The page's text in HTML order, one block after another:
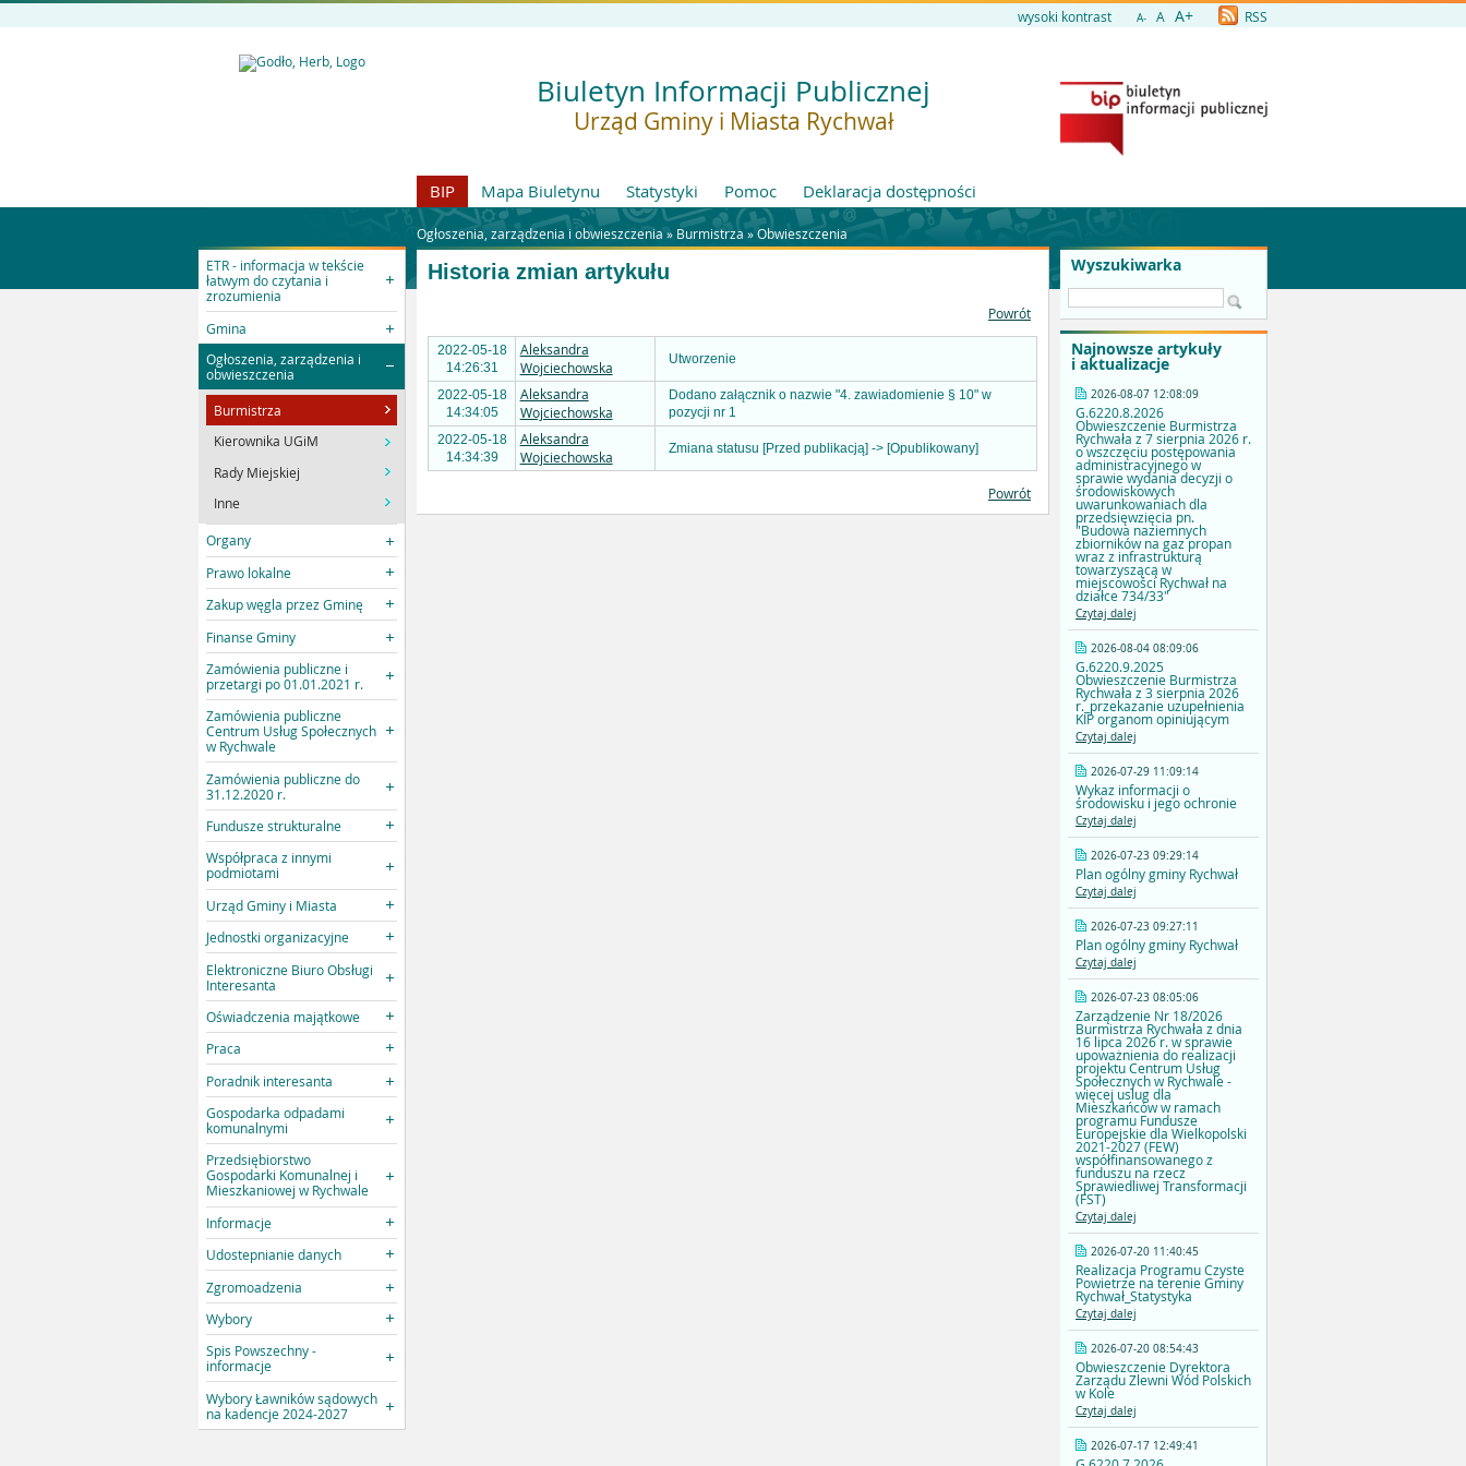
wysoki kontrast A- A A+ RSS
Biuletyn Informacji Publicznej
Urząd Gminy i Miasta Rychwał
BIP Mapa Biuletynu Statystyki Pomoc Deklaracja dostępności
Ogłoszenia, zarządzenia i obwieszczenia » Burmistrza»Obwieszczenia
ETR - informacja w tekście
łatwym do czytania i
zrozumienia
Gmina
Ogłoszenia, zarządzenia i
obwieszczenia
Burmistrza
Kierownika UGiM
Rady Miejskiej
Inne
Organy
Prawo lokalne
Zakup węgla przez Gminę
Finanse Gminy
Zamówienia publiczne i
przetargi po 01.01.2021 r.
Zamówienia publiczne
Centrum Usług Społecznych
w Rychwale
Zamówienia publiczne do
31.12.2020 r.
Fundusze strukturalne
Współpraca z innymi
podmiotami
Urząd Gminy i Miasta
Jednostki organizacyjne
Elektroniczne Biuro Obsługi
Interesanta
Oświadczenia majątkowe
Praca
Poradnik interesanta
Gospodarka odpadami
komunalnymi
Przedsiębiorstwo
Gospodarki Komunalnej i
Mieszkaniowej w Rychwale
Informacje
Udostepnianie danych
Zgromoadzenia
Wybory
Spis Powszechny -
informacje
Wybory Ławników sądowych
na kadencje 2024-2027
Wyszukiwarka
Najnowsze artykuły
i aktualizacje
2026-08-07 12:08:09
G.6220.8.2026
Obwieszczenie Burmistrza
Rychwała z 7 sierpnia 2026 r.
o wszczęciu postępowania
administracyjnego w
sprawie wydania decyzji o
środowiskowych
uwarunkowaniach dla
przedsięwzięcia pn.
"Budowa naziemnych
zbiorników na gaz propan
wraz z infrastrukturą
towarzyszącą w
miejscowości Rychwał na
działce 734/33"
Czytaj dalej
2026-08-04 08:09:06
G.6220.9.2025
Obwieszczenie Burmistrza
Rychwała z 3 sierpnia 2026
r._przekazanie uzupełnienia
KIP organom opiniującym
Czytaj dalej
2026-07-29 11:09:14
Wykaz informacji o
środowisku i jego ochronie
Czytaj dalej
2026-07-23 09:29:14
Plan ogólny gminy Rychwał
Czytaj dalej
2026-07-23 09:27:11
Plan ogólny gminy Rychwał
Czytaj dalej
2026-07-23 08:05:06
Zarządzenie Nr 18/2026
Burmistrza Rychwała z dnia
16 lipca 2026 r. w sprawie
upoważnienia do realizacji
projektu Centrum Usług
Społecznych w Rychwale -
więcej uslug dla
Mieszkańców w ramach
programu Fundusze
Europejskie dla Wielkopolski
2021-2027 (FEW)
współfinansowanego z
funduszu na rzecz
Sprawiedliwej Transformacji
(FST)
Czytaj dalej
2026-07-20 11:40:45
Realizacja Programu Czyste
Powietrze na terenie Gminy
Rychwał_Statystyka
Czytaj dalej
2026-07-20 08:54:43
Obwieszczenie Dyrektora
Zarządu Zlewni Wód Polskich
w Kole
Czytaj dalej
2026-07-17 12:49:41
Historia zmian artykułu
Powrót
2022-05-18
14:26:31
Aleksandra
Wojciechowska
Utworzenie
2022-05-18
14:34:05
Aleksandra
Wojciechowska
Dodano załącznik o nazwie "4. zawiadomienie § 10" w
pozycji nr 1
2022-05-18
14:34:39
Aleksandra
Wojciechowska
Zmiana statusu [Przed publikacją] -> [Opublikowany]
Powrót